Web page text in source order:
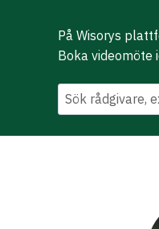
På Wisorys
Boka videomöte